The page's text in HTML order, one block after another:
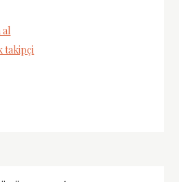
al
takipçi